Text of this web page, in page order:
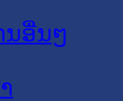
ນອື່ນໆ